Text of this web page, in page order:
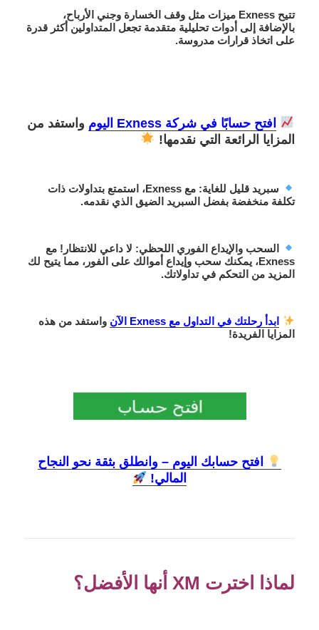
تتيح Exness ميزات مثل وقف الخسارة وجني الأرباح،
بالإضافة إلى أدوات تحليلية متقدمة تجعل المتداولين أكثر قدرة
على اتخاذ قرارات مدروسة.
افتح حسابًا في شركة Exness اليوم
واستفد من
المزايا الرائعة التي نقدمها!
سبريد قليل للغاية
: مع Exness، استمتع بتداولات ذات
تكلفة منخفضة بفضل السبريد الضيق الذي نقدمه.
السحب والإيداع الفوري اللحظي: لا داعي للانتظار! مع
Exness، يمكنك
سحب وإيداع أموالك على الفور، مما يتيح لك
المزيد من التحكم في تداولاتك.
ابدأ رحلتك في التداول مع Exness الآن
واستفد من هذه
المزايا الفريدة!
افتح حسابك اليوم – وانطلق بثقة نحو النجاح
المالي!
لماذا اخترت XM أنها الأفضل؟